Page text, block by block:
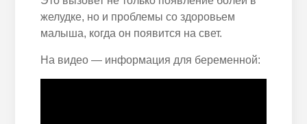
желудке, но и проблемы со здоровьем
малыша, когда он появится на свет.
На видео — информация для беременной: